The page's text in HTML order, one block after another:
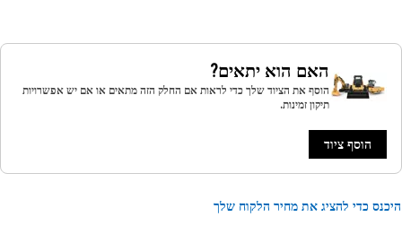
האם הוא יתאים?
הוסף את הציוד שלך כדי לראות אם החלק הזה מתאים או אם יש אפשרויות
תיקון זמינות.
הוסף ציוד
כדי להציג את מחיר הלקוח שלך